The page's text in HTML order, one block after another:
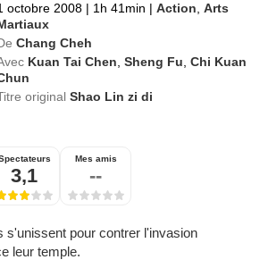
octobre 2008 | 1h 41min | Action ,Arts
Chang Cheh
Kuan Tai Chen ,Sheng Fu ,Chi Kuan
originalShao Lin zi di
3,1
Mes amis
--
s'unissent pour contrer l'invasion
leur temple.